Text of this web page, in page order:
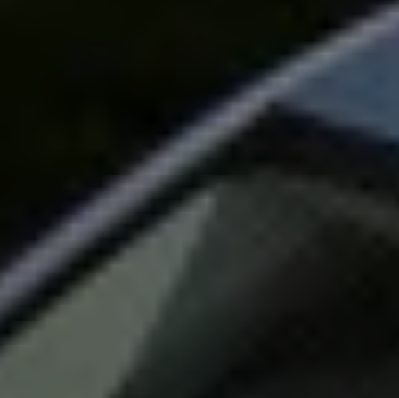
Volkswagen R
Pannen- und Unfallhilfe
Volkswagen Kundenbetreuung